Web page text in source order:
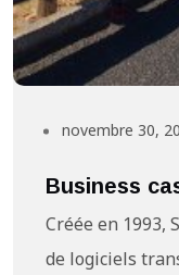
novembre 30,
Business
Créée en 1993,
de logiciels